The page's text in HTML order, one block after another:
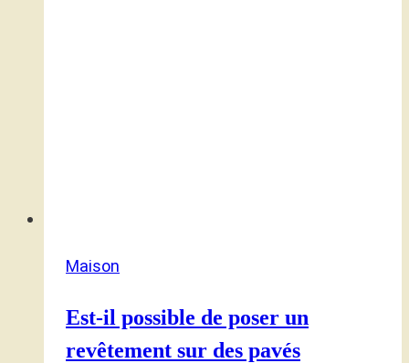
Maison
Est-il possible de poser un
revêtement sur des pavés